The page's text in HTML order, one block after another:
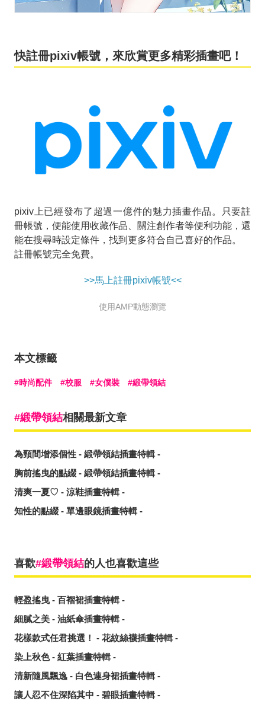
快註冊pixiv帳號，來欣賞更多精彩插畫吧！
pixiv上已經發布了超過一億件的魅力插畫作品。只要註
冊帳號，便能使用收藏作品、關注創作者等便利功能，還
能在搜尋時設定條件，找到更多符合自己喜好的作品。
註冊帳號完全免費。
>>馬上註冊pixiv帳號<<
使用AMP動態瀏覽
本文標籤
時尚配件 校服 女僕裝 緞帶領結
緞帶領結相關最新文章
為頸間增添個性 - 緞帶領結插畫特輯 -
胸前搖曳的點綴 - 緞帶領結插畫特輯 -
清爽一夏♡ - 涼鞋插畫特輯 -
知性的點綴 - 單邊眼鏡插畫特輯 -
喜歡 緞帶領結的人也喜歡這些
輕盈搖曳 - 百褶裙插畫特輯 -
細膩之美 - 油紙傘插畫特輯 -
花樣款式任君挑選！ - 花紋絲襪插畫特輯 -
染上秋色 - 紅葉插畫特輯 -
清新隨風飄逸 - 白色連身裙插畫特輯 -
讓人忍不住深陷其中 - 碧眼插畫特輯 -